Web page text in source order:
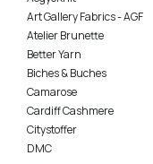
Art Gallery Fabrics - AGF
Atelier Brunette
Better Yarn
Biches & Buches
Camarose
Cardiff Cashmere
Citystoffer
DMC